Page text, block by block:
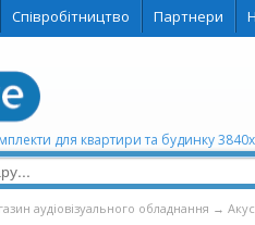
Співробітництво Партнери
для квартири та будинку
аудіовізуального обладнання →